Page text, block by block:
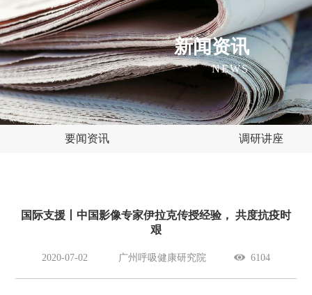
新闻资讯
NEWS
要闻资讯 调研讲座
国际支援丨中国影像专家伊拉克传授经验， 共度抗疫时
艰
2020-07-02 广州呼吸健康研究院 6104